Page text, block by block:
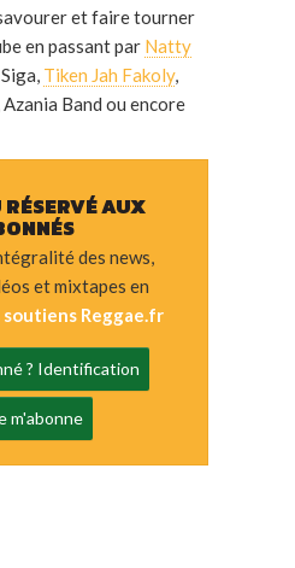
et faire tourner
en passant par Natty
Tiken Jah Fakoly,
Azania Band ou encore
RÉSERVÉ AUX
des news,
et mixtapes en
soutiens Reggae.fr
? Identification
m'abonne